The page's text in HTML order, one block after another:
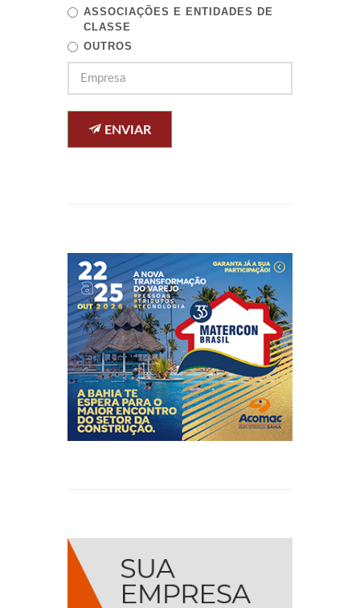
ASSOCIAÇÕES E ENTIDADES DE
CLASSE
OUTROS
ENVIAR